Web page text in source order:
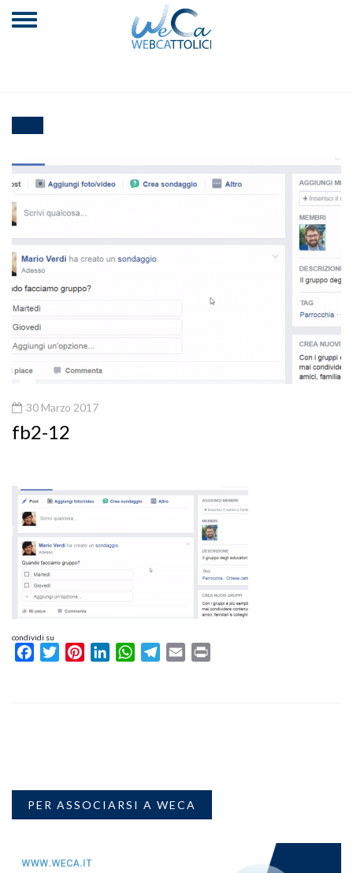
30 Marzo 2017
fb2-12
condividi su
FacebookTwitterPinterestLinkedInWhatsAppTelegram
Email
PER ASSOCIARSI A WECA